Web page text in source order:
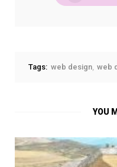
Tags: web design web
YOU